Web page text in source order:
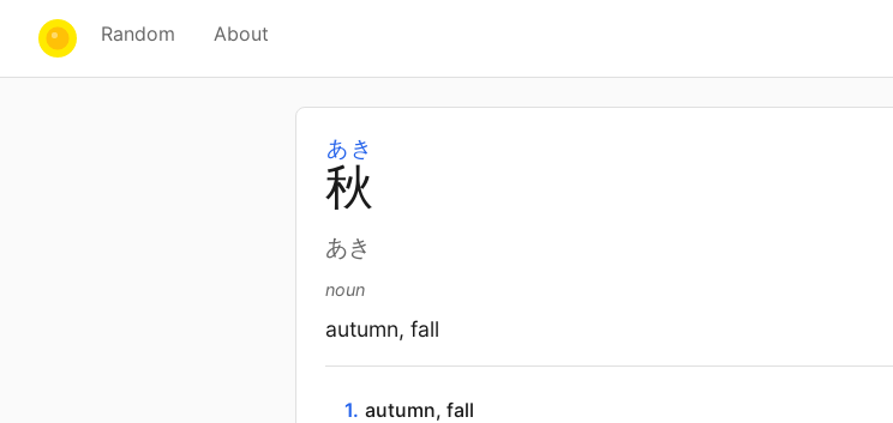
Random About
秋
あき
あき
noun
autumn, fall
1. autumn, fall